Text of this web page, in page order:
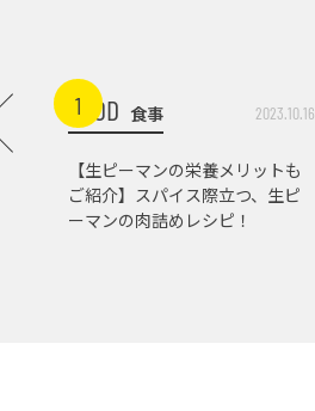
1FOOD 食事 2023.10.16
【生ピーマンの栄養メリットも
ご紹介】スパイス際立つ、生ピ
ーマンの肉詰めレシピ！